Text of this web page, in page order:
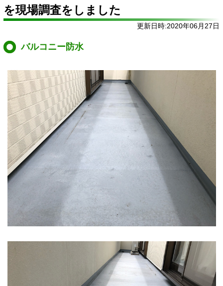
を現場調査をしました
更新日時:2020年06月27日
バルコニー防水